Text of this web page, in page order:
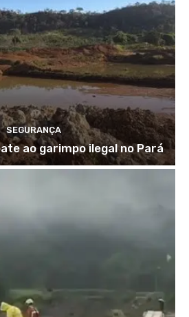
SEGURANÇA
ao garimpo ilegal no Pará